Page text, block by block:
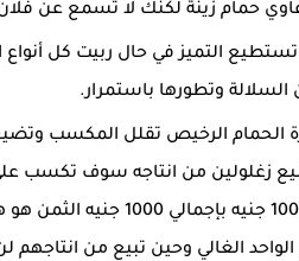
حمام زينة لكنك لا تسمع عن
التميز في حال ربيت كل
وتطورها باستمرار.